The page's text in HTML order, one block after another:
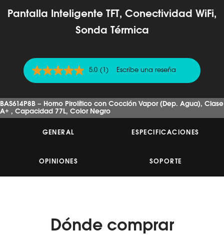
Pantalla Inteligente TFT, Conectividad WiFi,
Sonda Térmica
5.0
de
estrellas,
valor
medio
valoración.
Enlace
la
5.0 (1) Escribe una reseña
BAS614P8B – Horno Pirolítico con Cocción Vapor (Dep. Agua), Clase
A+ , Capacidad 77L, Color Negro
GENERAL ESPECIFICACIONES
OPINIONES SOPORTE
Dónde comprar